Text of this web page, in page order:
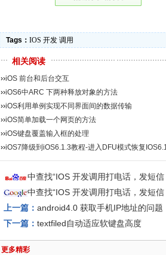
Tags： IOS 开发 调用
相关阅读
››iOS 前台和后台交互
››iOS6中ARC 下两种释放对象的方法
››iOS利用单例实现不同界面间的数据传输
››iOS简单加载一个网页的方法
››iOS键盘覆盖输入框的处理
››iOS7降级到iOS6.1.3教程-进入DFU模式恢复
中查找“IOS 开发调用打电话，发短
中查找“IOS 开发调用打电话，发短
上一篇： android4.0 获取手机IP地址的问题
下一篇： textfiled自动适应软键盘高度
更多精彩